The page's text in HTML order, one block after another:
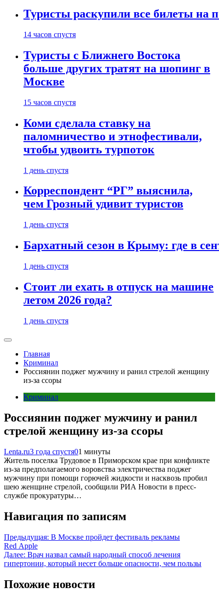
Туристы раскупили все билеты на
14 часов спустя
Туристы с Ближнего Востока
больше других тратят на шопинг в
Москве
15 часов спустя
Коми сделала ставку на
паломничество и этнофестивали,
чтобы удвоить турпоток
1 день спустя
Корреспондент “РГ” выяснила,
чем Грозный удивит туристов
1 день спустя
Бархатный сезон в Крыму: где в
1 день спустя
Стоит ли ехать в отпуск на машине
летом 2026 года?
1 день спустя
Главная
Криминал
Россиянин поджег мужчину и ранил стрелой женщину
из-за ссоры
Криминал
Россиянин поджег мужчину и ранил
стрелой женщину из-за ссоры
Lenta.ru3 года спустя01 минуты
Житель поселка Трудовое в Приморском крае при конфликте
из-за предполагаемого воровства электричества поджег
мужчину при помощи горючей жидкости и насквозь пробил
шею женщине стрелой, сообщили РИА Новости в пресс-
службе прокуратуры…
Навигация по записям
Предыдущая: В Москве пройдет фестиваль рекламы
Red Apple
Далее: Врач назвал самый народный способ лечения
гипертонии, который несет больше опасности, чем пользы
Похожие новости